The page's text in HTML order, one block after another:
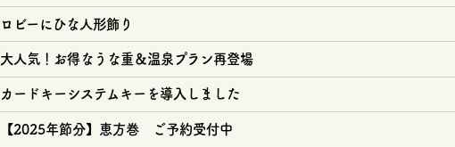
ロビーにひな人形飾り
大人気！お得なうな重＆温泉プラン再登場
カードキーシステムキーを導入しました
【2025年節分】恵方巻 ご予約受付中